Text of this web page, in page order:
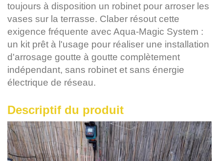
toujours à disposition un robinet pour arroser les
vases sur la terrasse. Claber résout cette
exigence fréquente avec Aqua-Magic System :
un kit prêt à l'usage pour réaliser une installation
d'arrosage goutte à goutte complètement
indépendant, sans robinet et sans énergie
électrique de réseau.
Descriptif du produit